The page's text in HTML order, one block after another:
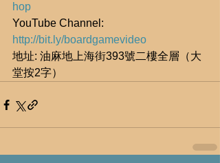
hop
YouTube Channel:
http://bit.ly/boardgamevideo
地址: 油麻地上海街393號二樓全層（大
堂按2字）